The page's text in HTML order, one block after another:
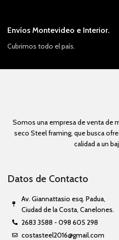
Envíos Montevideo e Interior.
Cubrimos todo el país.
Somos una empresa de venta de
seco Steel framing, que busca
calidad a un
Datos de Contacto
Av. Giannattasio esq. Padua,
Ciudad de la Costa, Canelones.
2683 3588 - 098 605 298
costasteel2016@gmail.com